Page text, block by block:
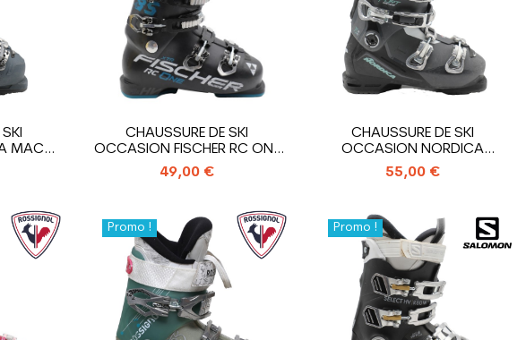
MACH
CHAUSSURE DE SKI
OCCASION FISCHER RC ONE
85 XTR
49,00 €
CHAUSSURE DE SKI
OCCASION NORDICA
SPORTMACHINE 75 WR
55,00 €
Promo ! Promo !